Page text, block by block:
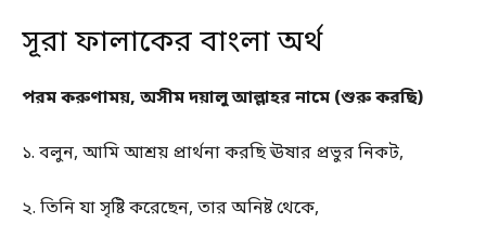
সূরা ফালাকের বাংলা অর্থ
পরম করুণাময়, অসীম দয়ালু আল্লাহর নামে (শুরু করছি)
১. বলুন, আমি আশ্রয় প্রার্থনা করছি ঊষার প্রভুর নিকট,
২. তিনি যা সৃষ্টি করেছেন, তার অনিষ্ট থেকে,